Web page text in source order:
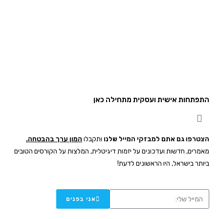
התפתחות אישית ועסקית מתחילה כאן
הצטרפו גם אתם למבזקי המייל שלנו ותקבלו המון ערך בהבטחה.
מאמרים, חדשות ועדכונים על יזמות דיגיטלית, המלצות על הקורסים הטובים
ביותר בישראל, היו הראשונים לדעת!
אני בפנים